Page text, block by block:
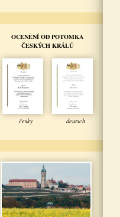
OCENĚNÍ OD POTOMKA
ČESKÝCH KRÁLŮ
česky deutsch